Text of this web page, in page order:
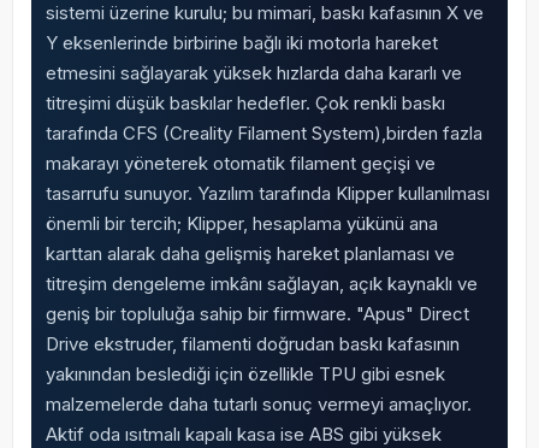
sistemi üzerine kurulu; bu mimari, baskı kafasının X ve
Y eksenlerinde birbirine bağlı iki motorla hareket
etmesini sağlayarak yüksek hızlarda daha kararlı ve
titreşimi düşük baskılar hedefler. Çok renkli baskı
tarafında CFS (Creality Filament System),birden fazla
makarayı yöneterek otomatik filament geçişi ve
tasarrufu sunuyor. Yazılım tarafında Klipper kullanılması
önemli bir tercih; Klipper, hesaplama yükünü ana
karttan alarak daha gelişmiş hareket planlaması ve
titreşim dengeleme imkânı sağlayan, açık kaynaklı ve
geniş bir topluluğa sahip bir firmware. "Apus" Direct
Drive ekstruder, filamenti doğrudan baskı kafasının
yakınından beslediği için özellikle TPU gibi esnek
malzemelerde daha tutarlı sonuç vermeyi amaçlıyor.
Aktif oda ısıtmalı kapalı kasa ise ABS gibi yüksek